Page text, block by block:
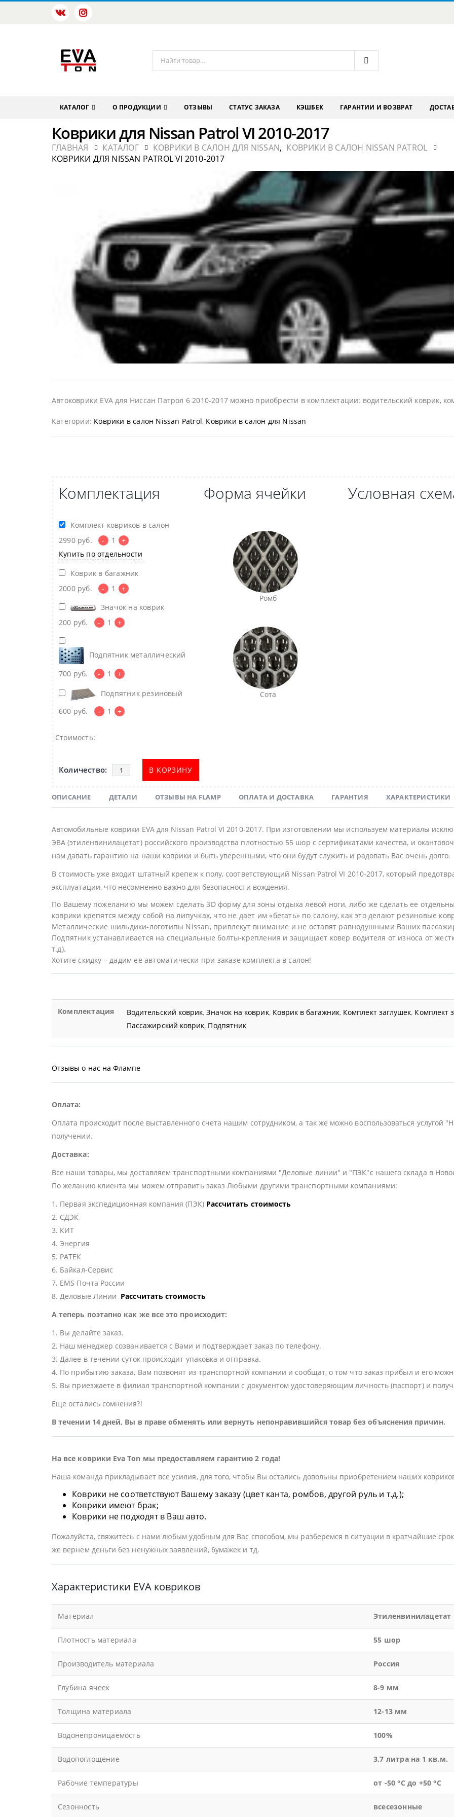
КАТАЛОГ О ПРОДУКЦИИ ОТЗЫВЫ СТАТУС ЗАКАЗА КЭШБЕК ГАРАНТИИ И ВОЗВРАТ
Коврики для Nissan Patrol VI 2010-2017
ГЛАВНАЯ КАТАЛОГ КОВРИКИ В САЛОН ДЛЯ NISSAN, КОВРИКИ В САЛОН NISSAN PATROL
КОВРИКИ ДЛЯ NISSAN PATROL VI 2010-2017
Автоковрики EVA для Ниссан Патрол 6 2010-2017 можно приобрести в комплектации: водительский коврик,
Категории: Коврики в салон Nissan Patrol, Коврики в салон для Nissan
Комплектация
Комплект ковриков в салон
2990 руб. - 1
+
Купить по отдельности
Коврик в багажник
2000 руб. - 1
+
Значок на коврик
200 руб. - 1 +
Подпятник металлический
700 руб. - 1 +
Подпятник резиновый
600 руб. - 1 +
Форма ячейки
Ромб
Сота
Условная
Стоимость:
В КОРЗИНУ
ОПИСАНИЕ ДЕТАЛИ ОТЗЫВЫ НА FLAMP ОПЛАТА И ДОСТАВКА ГАРАНТИЯ ХАРАКТЕРИСТИКИ
Автомобильные коврики EVA для Nissan Patrol VI 2010-2017. При изготовлении мы используем материалы
ЭВА (этиленвинилацетат) российского производства плотностью 55 шор с сертификатами качества, и
нам давать гарантию на наши коврики и быть уверенными, что они будут служить и радовать Вас очень долго.
В стоимость уже входит штатный крепеж к полу, соответствующий Nissan Patrol VI 2010-2017, который
эксплуатации, что несомненно важно для безопасности вождения.
По Вашему пожеланию мы можем сделать 3D форму для зоны отдыха левой ноги, либо же сделать ее
коврики крепятся между собой на липучках, что не дает им «бегать» по салону, как это делают резиновые
Металлические шильдики-логотипы Nissan, привлекут внимание и не оставят равнодушными Ваших
Подпятник устанавливается на специальные болты-крепления и защищает ковер водителя от износа от
т.д).
Хотите скидку – дадим ее автоматически при заказе комплекта в салон!
Комплектация Водительский коврик,Значок на коврик, Коврик в багажник, Комплект заглушек, Комплект
Пассажирский коврик, Подпятник
Отзывы о нас на Флампе
Оплата:
Оплата происходит после выставленного счета нашим сотрудником, а так же можно воспользоваться
получении.
Доставка:
Все наши товары, мы доставляем транспортными компаниями "Деловые линии" и "ПЭК"с нашего склада в
По желанию клиента мы можем отправить заказ Любыми другими транспортными компаниями:
1. Первая экспедиционная компания (ПЭК) Рассчитать стоимость
2. СДЭК
3. КИТ
4. Энергия
5. РАТЕК
6. Байкал-Сервис
7. EMS Почта России
8. Деловые Линии Рассчитать стоимость
А теперь поэтапно как же все это происходит:
1. Вы делайте заказ.
2. Наш менеджер созванивается с Вами и подтверждает заказ по телефону.
3. Далее в течении суток происходит упаковка и отправка.
4. По прибытию заказа, Вам позвонят из транспортной компании и сообщат, о том что заказ прибыл и его
5. Вы приезжаете в филиал транспортной компании с документом удостоверяющим личность (паспорт) и
Еще остались сомнения?!
В течении 14 дней, Вы в праве обменять или вернуть непонравившийся товар без объяснения причин.
На все коврики Eva Ton мы предоставляем гарантию 2 года!
Наша команда прикладывает все усилия, для того, чтобы Вы остались довольны приобретением наших
Коврики не соответствуют Вашему заказу (цвет канта, ромбов, другой руль и т.д.);
Коврики имеют брак;
Коврики не подходят в Ваш авто.
Пожалуйста, свяжитесь с нами любым удобным для Вас способом, мы разберемся в ситуации в кратчайшие
же вернем деньги без ненужных заявлений, бумажек и тд.
Характеристики EVA ковриков
Материал Этиленвинилацетат
Плотность материала 55 шор
Производитель материала Россия
Глубина ячеек 8-9 мм
Толщина материала 12-13 мм
Водонепроницаемость 100%
Водопоглощение 3,7 литра на 1 кв.м.
Рабочие температуры от -50 °С до +50 °С
Сезонность всесезонные